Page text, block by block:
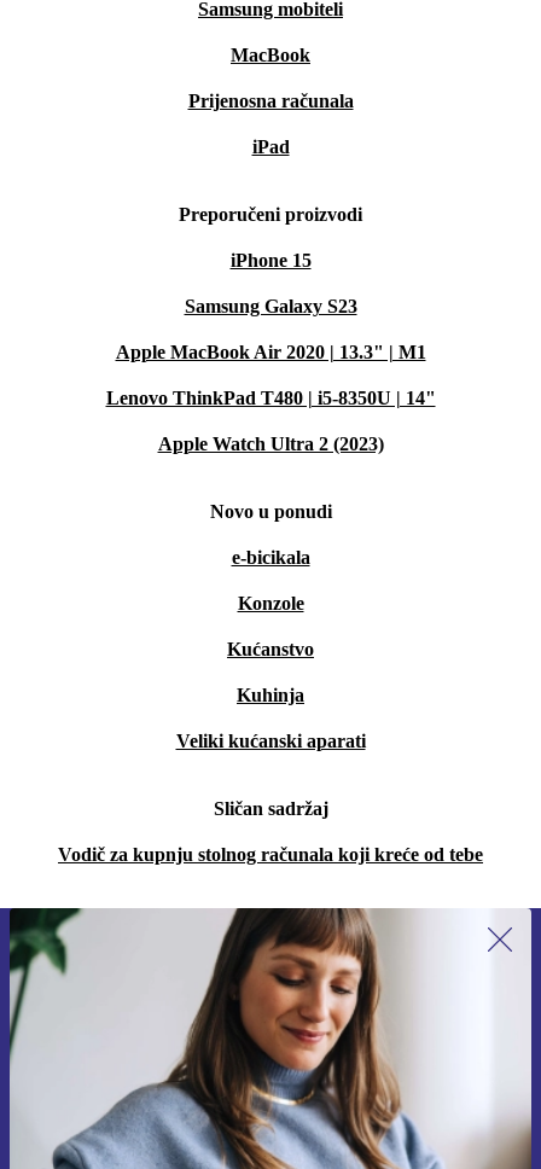
Samsung mobiteli
MacBook
Prijenosna računala
iPad
Preporučeni proizvodi
iPhone 15
Samsung Galaxy S23
Apple MacBook Air 2020 | 13.3" | M1
Lenovo ThinkPad T480 | i5-8350U | 14"
Apple Watch Ultra 2 (2023)
Novo u ponudi
e-bicikala
Konzole
Kućanstvo
Kuhinja
Veliki kućanski aparati
Sličan sadržaj
Vodič za kupnju stolnog računala koji kreće od tebe
Prijavi se na newsletter!
Nikad više ne propusti ponudu.
Zatraži kupon